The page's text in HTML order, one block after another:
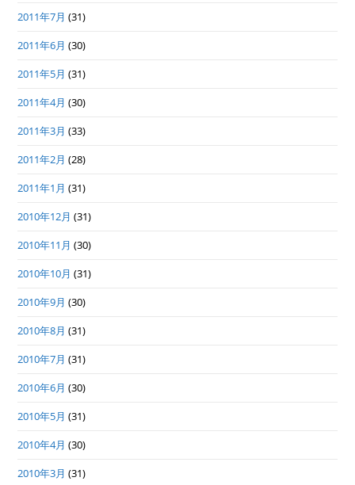
2011年7月 (31)
2011年6月 (30)
2011年5月 (31)
2011年4月 (30)
2011年3月 (33)
2011年2月 (28)
2011年1月 (31)
2010年12月 (31)
2010年11月 (30)
2010年10月 (31)
2010年9月 (30)
2010年8月 (31)
2010年7月 (31)
2010年6月 (30)
2010年5月 (31)
2010年4月 (30)
2010年3月 (31)